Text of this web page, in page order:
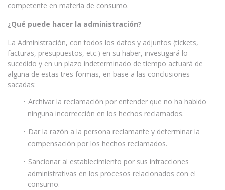
competente en materia de consumo.
¿Qué puede hacer la administración?
La Administración, con todos los datos y adjuntos (tickets,
facturas, presupuestos, etc.) en su haber, investigará lo
sucedido y en un plazo indeterminado de tiempo actuará de
alguna de estas tres formas, en base a las conclusiones
sacadas:
Archivar la reclamación por entender que no ha habido
ninguna incorrección en los hechos reclamados.
Dar la razón a la persona reclamante y determinar la
compensación por los hechos reclamados.
Sancionar al establecimiento por sus infracciones
administrativas en los procesos relacionados con el
consumo.